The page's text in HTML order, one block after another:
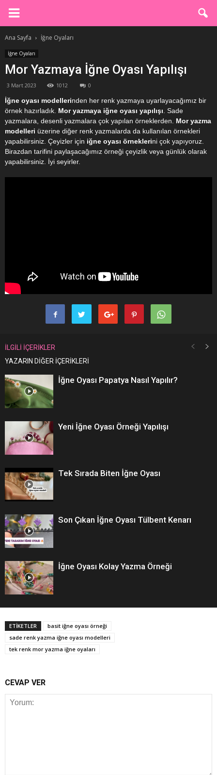
Ana Sayfa İğne Oyaları
İğne Oyaları
Mor Yazmaya İğne Oyası Yapılışı
3 Mart 2023 1012 0
İğne oyası modellerinden her renk yazmaya uyarlayacağımız bir
örnek hazırladık. Mor yazmaya iğne oyası yapılışı . Sade
yazmalara, desenli yazmalara çok yapılan örneklerden. Mor yazma
modelleri üzerine diğer renk yazmalarda da kullanılan örnekleri
yapabilirsiniz. Çeyizler için iğne oyası örneklerini çok yapıyoruz.
Birazdan tarifini paylaşacağımız örneği çeyizlik veya günlük olarak
yapabilirsiniz. İyi seyirler.
İLGİLİ İÇERİKLER
YAZARIN DİĞER İÇERİKLERİ
İğne Oyası Papatya Nasıl Yapılır?
Yeni İğne Oyası Örneği Yapılışı
Tek Sırada Biten İğne Oyası
Son Çıkan İğne Oyası Tülbent Kenarı
İğne Oyası Kolay Yazma Örneği
ETİKETLER
basit iğne oyası örneği
sade renk yazma iğne oyası modelleri
tek renk mor yazma iğne oyaları
CEVAP VER